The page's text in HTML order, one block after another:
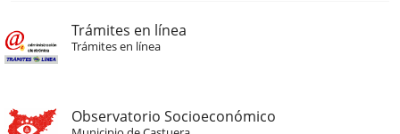
Trámites en línea
Trámites en línea
Observatorio Socioeconómico